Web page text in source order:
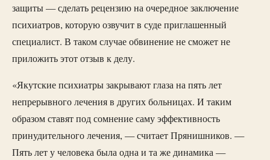
защиты — сделать рецензию на очередное заключение
психиатров, которую озвучит в суде приглашенный
специалист. В таком случае обвинение не сможет не
приложить этот отзыв к делу.
«Якутские психиатры закрывают глаза на пять лет
непрерывного лечения в других больницах. И таким
образом ставят под сомнение саму эффективность
принудительного лечения, — считает Прянишников. —
Пять лет у человека была одна и та же динамика —